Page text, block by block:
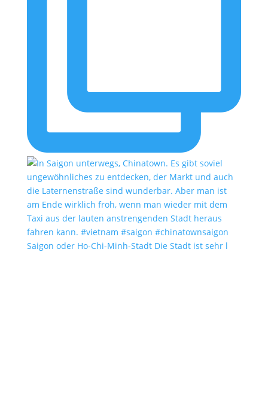
Saigon oder Ho-Chi-Minh-Stadt Die Stadt ist sehr l